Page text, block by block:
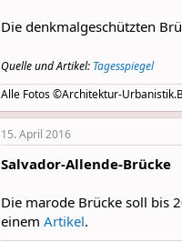
n
s
Die denkmalgeschützten
Quelle und Artikel: Tagesspiegel
Alle Fotos ©Architektur-
15. April 2016
Salvador-Allende-Brücke
Die marode Brücke soll bis
einem Artikel.